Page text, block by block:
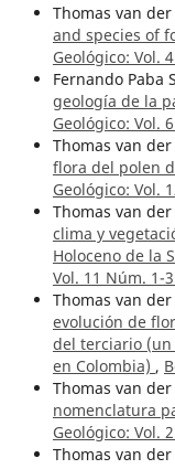
Thomas van
and species of
Geológico: Vol.
Fernando Paba
geología de la
Geológico: Vol.
Thomas van
flora del polen
Geológico: Vol.
Thomas van
clima y
Holoceno de la
Vol. 11 Núm. 1-
Thomas van
evolución de
del terciario (un
en Colombia) ,
Thomas van
nomenclatura
Geológico: Vol.
Thomas van